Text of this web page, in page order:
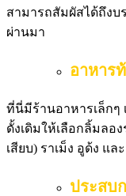
สามารถสัมผัสได้ถึงบ
ผ่านมา
อาหาร
ที่นี่มีร้านอาหารเล็กๆ
ดั้งเดิมให้เลือกลิ้มลอ
เสียบ) ราเม็ง อูด้ง แ
ประสบ